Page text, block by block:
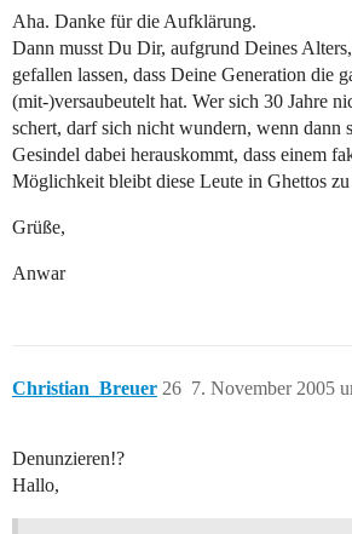
Aha. Danke für die Aufklärung.
Dann musst Du Dir, aufgrund Deines
gefallen lassen, dass Deine Generation die
(mit-)versaubeutelt hat. Wer sich 30 Jahre
schert, darf sich nicht wundern, wenn dann
Gesindel dabei herauskommt, dass einem
Möglichkeit bleibt diese Leute in Ghettos zu
Grüße,
Anwar
Christian_Breuer 7. November 2005
26
Denunzieren!?
Hallo,